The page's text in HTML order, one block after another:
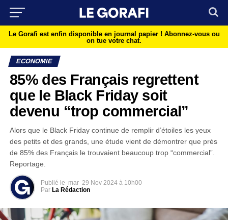
Le Gorafi est enfin disponible en journal papier ! Abonnez-vous ou
on tue votre chat.
ECONOMIE
85% des Français regrettent
que le Black Friday soit
devenu “trop commercial”
Alors que le Black Friday continue de remplir d’étoiles les yeux
des petits et des grands, une étude vient de démontrer que près
de 85% des Français le trouvaient beaucoup trop “commercial”.
Reportage.
Publié le mar 29 Nov 2024 à 10h00
Par La Rédaction